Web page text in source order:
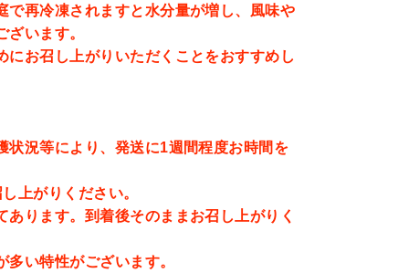
再冷凍されますと水分量が増し、風味や
います。
にお召し上がりいただくことをおすすめし
況等により、発送に1週間程度お時間を
上がりください。
ります。到着後そのままお召し上がりく
い特性がございます。